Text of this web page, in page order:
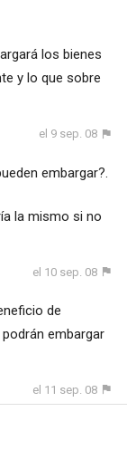
los bienes
y lo que sobre
el 9 sep. 08
embargar?.
la mismo si no
el 10 sep. 08
de
embargar
el 11 sep. 08